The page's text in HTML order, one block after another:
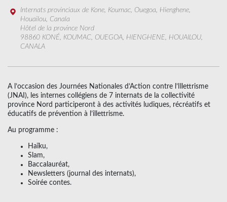
Internats provinciaux de Kone, Koumac, Ouegoa, Hienghene,
Houailou, Canala
Hôtel de la province Nord
98860 KONÉ, KOUMAC, OUEGOA, HIENGHENE, HOUAILOU,
CANALA
A l’occasion des Journées Nationales d’Action contre l’Illettrisme
(JNAI), les internes collégiens de 7 internats de la collectivité
province Nord participeront à des activités ludiques, récréatifs et
éducatifs de prévention à l’illettrisme.
Au programme :
Haïku,
Slam,
Baccalauréat,
Newsletters (journal des internats),
Soirée contes.